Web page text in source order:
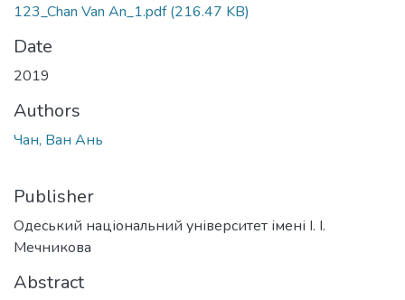
123_Chan Van An_1.pdf(216.47 KB)
Date
2019
Authors
Чан, Ван Ань
Publisher
Одеський національний університет імені І. І.
Мечникова
Abstract